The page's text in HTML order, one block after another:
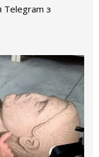
Telegram з